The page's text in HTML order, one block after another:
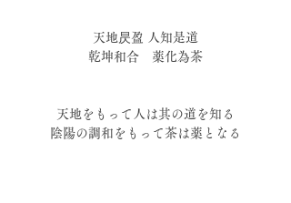
天地昃盈 人知是道
乾坤和合　薬化為茶
天地をもって人は其の道を知る
陰陽の調和をもって茶は薬となる